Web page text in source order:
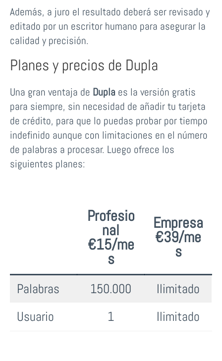
Además, a juro el resultado deberá ser revisado y
editado por un escritor humano para asegurar la
calidad y precisión.
Planes y precios de Dupla
Una gran ventaja de Dupla es la versión gratis
para siempre, sin necesidad de añadir tu tarjeta
de crédito, para que lo puedas probar por tiempo
indefinido aunque con limitaciones en el número
de palabras a procesar. Luego ofrece los
siguientes planes:
Profesio
nal
€15/me
s
Empresa
€39/me
s
Palabras 150.000
Ilimitado
Usuario
1 Ilimitado